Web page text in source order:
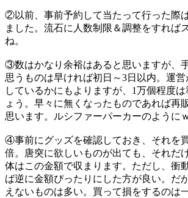
②以前、事前予約して当たって行った際
ました。流石に人数制限＆調整をすれば
ね。
③数はかなり余裕はあると思いますが、
思うものは早ければ初日～3日以内。運
しているかにもよりますが、1万個程度
ょう。早々に無くなったものであれば再
思います。ルシファーパーカーのようにｗ
④事前にグッズを確認しておき、それを
倍。唐突に欲しいものが出ても、それだ
体はこの金額で収まります。ただし、衝
ば逆に金額ぴったりにした方が良い。だ
えないものは多い。買って損をするのは